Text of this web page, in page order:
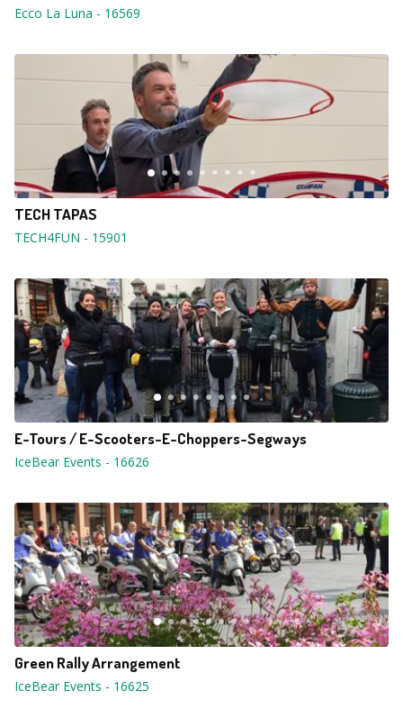
Ecco La Luna - 16569
TECH TAPAS
TECH4FUN - 15901
E-Tours / E-Scooters-E-Choppers-Segways
IceBear Events - 16626
Green Rally Arrangement
IceBear Events - 16625